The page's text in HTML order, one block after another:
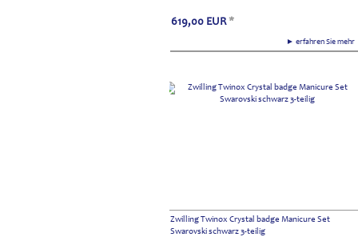
► erfahren Sie
619,00 EUR *
Zwilling Twinox Crystal badge Manicure Set
Swarovski schwarz 3-teilig